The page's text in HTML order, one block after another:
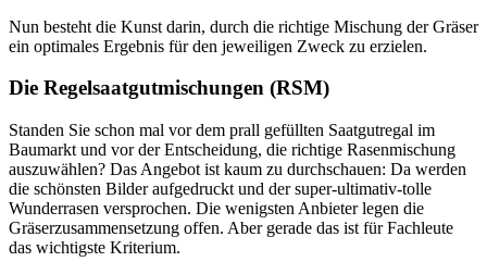
Nun besteht die Kunst darin, durch die richtige Mischung der Gräser
ein optimales Ergebnis für den jeweiligen Zweck zu erzielen.
Die Regelsaatgutmischungen (RSM)
Standen Sie schon mal vor dem prall gefüllten Saatgutregal im
Baumarkt und vor der Entscheidung, die richtige Rasenmischung
auszuwählen? Das Angebot ist kaum zu durchschauen: Da werden
die schönsten Bilder aufgedruckt und der super-ultimativ-tolle
Wunderrasen versprochen. Die wenigsten Anbieter legen die
Gräserzusammensetzung offen. Aber gerade das ist für Fachleute
das wichtigste Kriterium.